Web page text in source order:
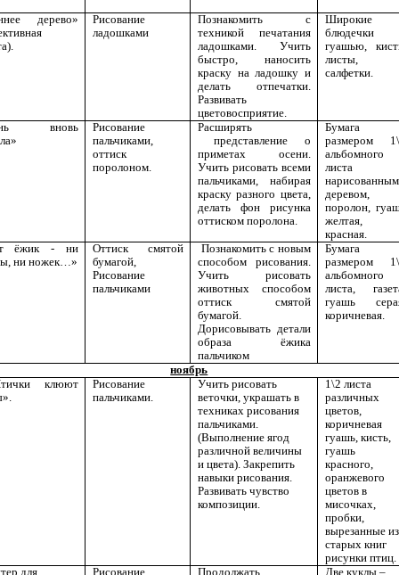
дерево»
Рисование
ладошками
Познакомить с
техникой печатания
ладошками. Учить
быстро, наносить
краску на ладошку и
делать отпечатки.
Развивать
цветовосприятие.
Широкие
блюдечки
гуашью,
листы,
салфетки.
вновь
Рисование
пальчиками,
оттиск
поролоном.
Расширять
представление о
приметах осени.
Учить рисовать всеми
пальчиками, набирая
краску разного цвета,
делать фон рисунка
оттиском поролона.
Бумага
размером
альбомного
листа
нарисованным
деревом,
поролон,
желтая,
красная.
ёжик - ни
ни ножек…»
Оттиск смятой
бумагой,
Рисование
пальчиками
Познакомить с новым
способом рисования.
Учить рисовать
животных способом
оттиск смятой
бумагой.
Дорисовывать детали
образа ёжика
пальчиком
Бумага
размером
альбомного
листа,
гуашь
коричневая.
ноябрь
клюют
Рисование
пальчиками.
Учить рисовать
веточки, украшать в
техниках рисования
пальчиками.
(Выполнение ягод
различной величины
и цвета). Закрепить
навыки рисования.
Развивать чувство
композиции.
1\2 листа
различных
цветов,
коричневая
гуашь, кисть,
гуашь
красного,
оранжевого
цветов в
мисочках,
пробки,
вырезанные из
старых книг
рисунки птиц.
для
Рисование
Продолжать
Две куклы –